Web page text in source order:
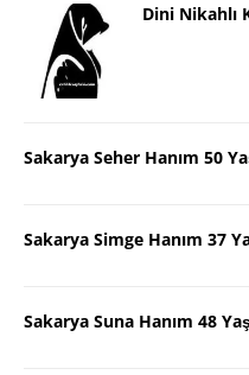
Dini Nikahlı
Sakarya Seher Hanım 50
Sakarya Simge Hanım 37
Sakarya Suna Hanım 48